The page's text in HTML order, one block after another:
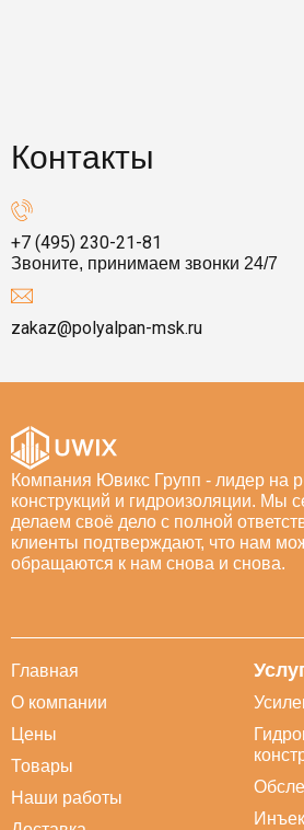
Контакты
+7 (495) 230-21-81
Звоните, принимаем звонки 24/7
zakaz@polyalpan-msk.ru
Компания Ювикс Групп - лидер на
конструкций и гидроизоляции. Мы
делаем своё дело с полной
клиенты подтверждают, что нам
обращаются к нам снова и снова.
Главная
О компании
Цены
Товары
Наши работы